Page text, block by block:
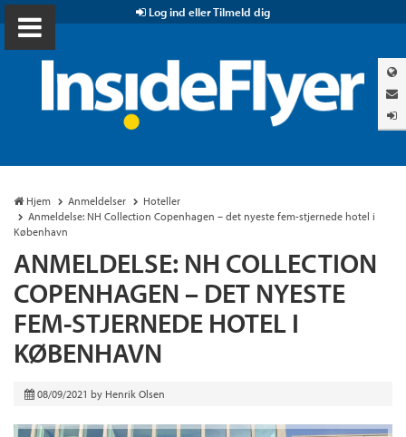
Log ind eller Tilmeld dig
Hjem Anmeldelser
Hoteller
Anmeldelse: NH Collection Copenhagen – det nyeste fem-stjernede hotel i
København
ANMELDELSE: NH COLLECTION
COPENHAGEN – DET NYESTE
FEM-STJERNEDE HOTEL I
KØBENHAVN
08/09/2021 by Henrik Olsen